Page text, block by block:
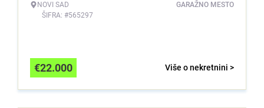
NOVI SAD
ŠIFRA: #565297
GARAŽNO MESTO
Više o nekretnini >
€22.000